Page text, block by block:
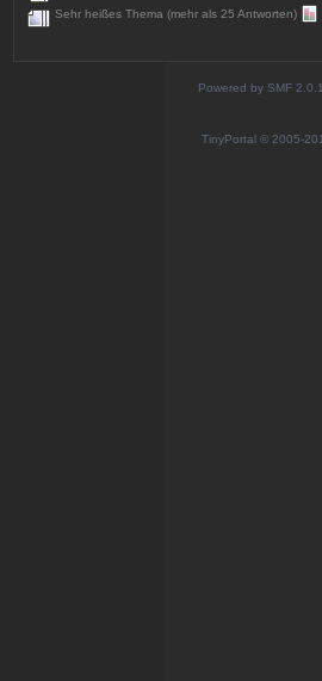
Sehr heißes Thema (mehr als 25 Antworten)
Powered by SMF
TinyPortal © 2005-